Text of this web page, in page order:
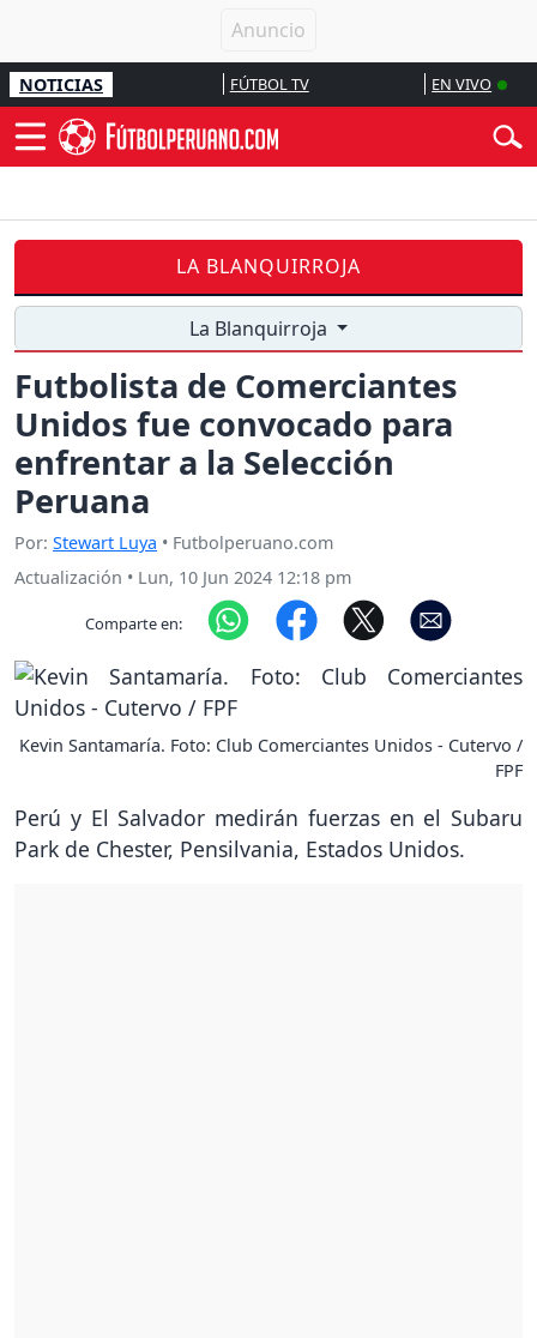
NOTICIAS FÚTBOL TV EN VIVO
LA BLANQUIRROJA
La Blanquirroja
Futbolista de Comerciantes
Unidos fue convocado para
enfrentar a la Selección
Peruana
Por: Stewart Luya • Futbolperuano.com
Actualización • Lun, 10 Jun 2024 12:18 pm
Comparte en:
Kevin Santamaría. Foto: Club Comerciantes Unidos - Cutervo /
FPF
Perú y El Salvador medirán fuerzas en el Subaru
Park de Chester, Pensilvania, Estados Unidos.